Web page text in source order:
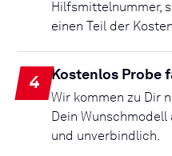
Hilfsmittelnummer,
einen Teil der
4 Kostenlos Probe
Wir kommen zu Dir
Dein
und unverbindlich.